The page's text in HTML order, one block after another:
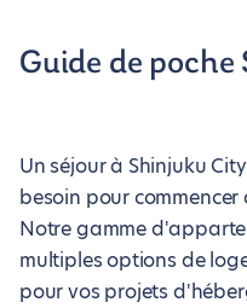
Guide de
Un séjour à Shinjuku
besoin pour
Notre gamme
multiples options de
pour vos projets